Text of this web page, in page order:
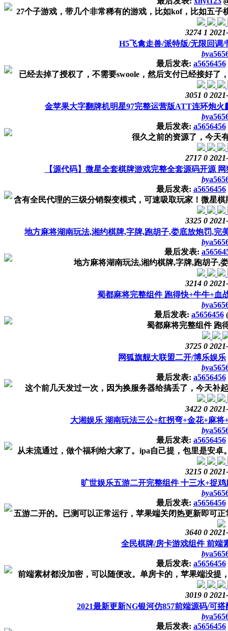
27个子游戏，带几个非常稀有的游戏，比如kof，比如五
3274 1
H5飞禽走兽/派特版/无限回调/
by
最后发表: a5656456
已经去掉了授权了，不需要swoole，然后支付已经接好
3051 0
金苹果大字翻牌机明星97完整运营版ATT连环炮
by
最后发表: a5656456
很久之前的资源了，今天
2717 0
【源代码】微星全套棋牌游戏完整全套源码开源
by
最后发表: a5656456
含有全民代理的三级分销裂变模式，可速吸取玩家！微星
3325 0
地方麻将湖南玩法,湘约棋牌,字牌,跑胡子,娄底放炮罚,完
by
最后发表:
地方麻将湖南玩法,湘约棋牌,字牌,跑胡子,
3214 0
蜀都麻将完整组件 跑得快+牛牛+血
by
最后发表: a5656456
蜀都麻将完整组件 跑
3725 0
网狐旗舰大联盟二开/博乐娱乐
by
最后发表: a5656456
这个前几天发过一次，因为换服务器给搞丢了，今天补
3422 0
大湘娱乐 湖南玩法三公+红拐弯+金花+麻将
by
最后发表: a5656456
从未流通过，做个福利给大家了。ipa自己提，包里是安
3215 0
旷世娱乐五游二开完整组件 十三水+捉
by
最后发表: a5656456
五游二开的。已测可以正常运行，苹果端关闭热更新即可
3640 0
全民棋牌/房卡游戏组件 前端
by
最后发表: a5656456
前端素材都没加密，可以随便改。单房卡的，苹果端没提
3019 0
2021最新更新NG银河仿857前端源码/可
by
最后发表: a5656456